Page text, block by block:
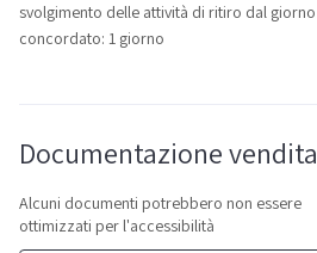
svolgimento delle attività di ritiro dal giorno
concordato: 1 giorno
Documentazione vendita
Alcuni documenti potrebbero non essere
ottimizzati per l'accessibilità